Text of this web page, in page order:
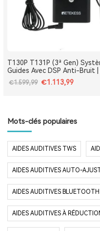
T130P T131P (3ª Gen)
Guides Avec DSP Anti-Bruit
Eiffel, Le Louvre, Versailles
€1.599,99 €1.113,99
Mots-clés populaires
AIDES AUDITIVES TWS
AIDES AUDITIVES AUTO-
AIDES AUDITIVES BLUETOOTH
AIDES AUDITIVES À